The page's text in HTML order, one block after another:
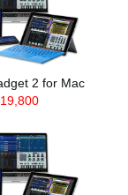
2 for Mac